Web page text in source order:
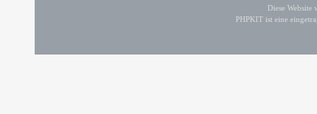
Diese
PHPKIT ist eine